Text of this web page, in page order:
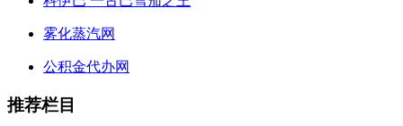
雾化蒸汽网
公积金代办网
推荐栏目